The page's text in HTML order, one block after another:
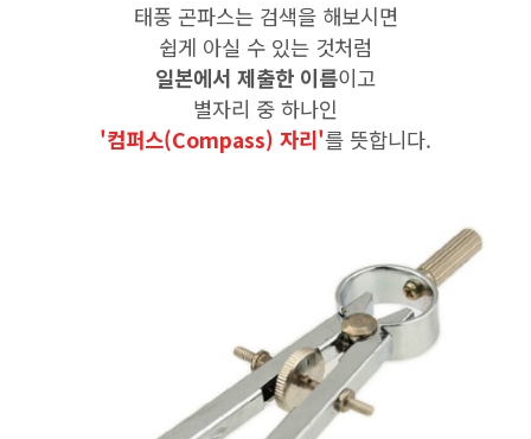
태풍 곤파스는 검색을 해보시면
쉽게 아실 수 있는 것처럼
일본에서 제출한 이름이고
별자리 중 하나인
'컴퍼스(Compass) 자리'를 뜻합니다.